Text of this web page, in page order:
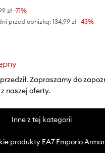
zł-71%
przed obniżką: 134,99 zł -43%
Zapraszamy do
naszej oferty.
Inne z tej kategorii
produkty EA7 Emporio